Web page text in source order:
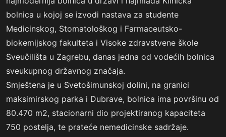
bolnica u kojoj se izvodi nastava za studente
Medicinskog, Stomatološkog i Farmaceutsko-
biokemijskog fakulteta i Visoke zdravstvene škole
Sveučilišta u Zagrebu, danas jedna od vodećih bolnica
sveukupnog državnog značaja.
Smještena je u Svetošimunskoj dolini, na granici
maksimirskog parka i Dubrave, bolnica ima površinu od
80.470 m2, stacionarni dio projektiranog kapaciteta
750 postelja, te prateće nemedicinske sadržaje.